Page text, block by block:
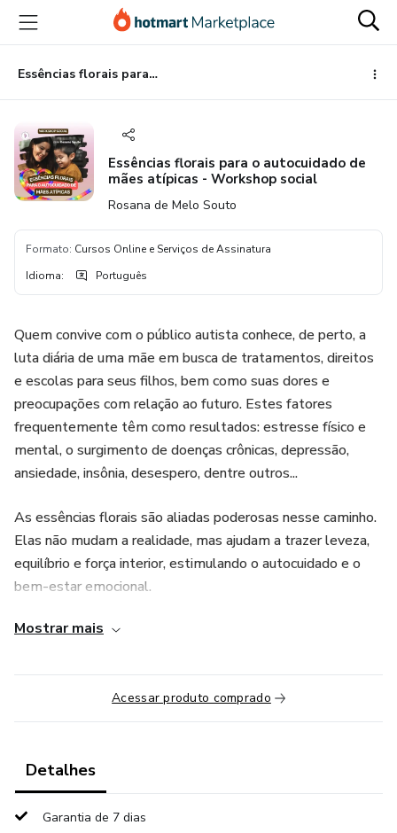
para
conteúdo
principal
para
pagamento
para
rodapé
Essências florais para o autocuidado de mães atípicas - Workshop social
Essências florais para o autocuidado de
mães atípicas - Workshop social
Rosana de Melo Souto
Formato: Cursos Online e Serviços de Assinatura
Idioma: Português
Quem convive com o público autista conhece, de perto, a
luta diária de uma mãe em busca de tratamentos, direitos
e escolas para seus filhos, bem como suas dores e
preocupações com relação ao futuro. Estes fatores
frequentemente têm como resultados: estresse físico e
mental, o surgimento de doenças crônicas, depressão,
ansiedade, insônia, desespero, dentre outros...
As essências florais são aliadas poderosas nesse caminho.
Elas não mudam a realidade, mas ajudam a trazer leveza,
equilíbrio e força interior, estimulando o autocuidado e o
bem-estar emocional.
Neste workshop com Rosana Souto, você vai aprender:
🌸 Como as essências florais podem apoiar mães atípicas
nas diferentes fases desta jornada.
científicas e as diferentes formas de usar as essências
florais para otimizar o seu tempo.
Mostrar mais
Acessar produto comprado
Detalhes
Garantia de 7 dias